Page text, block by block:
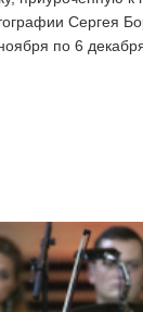
Сергея
по 6